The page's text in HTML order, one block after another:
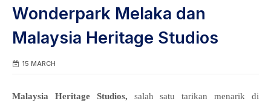
Wonderpark Melaka dan
Malaysia Heritage Studios
15 MARCH
Malaysia Heritage Studios, salah satu tarikan menarik di